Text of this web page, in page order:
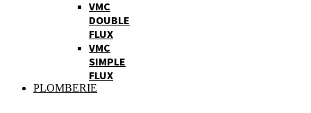
VMC
DOUBLE
FLUX
VMC
SIMPLE
FLUX
PLOMBERIE